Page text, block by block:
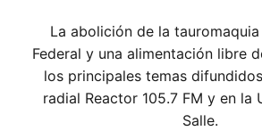
La abolición de la
Federal y una alimentación libre
los principales temas
radial Reactor 105.7 FM y en la
Salle.